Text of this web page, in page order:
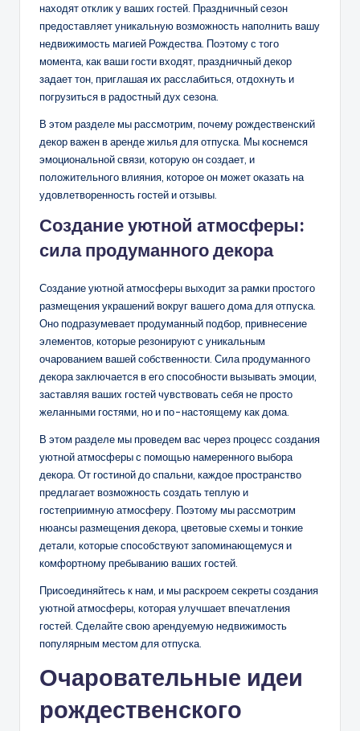
находят отклик у ваших гостей. Праздничный сезон
предоставляет уникальную возможность наполнить вашу
недвижимость магией Рождества. Поэтому с того
момента, как ваши гости входят, праздничный декор
задает тон, приглашая их расслабиться, отдохнуть и
погрузиться в радостный дух сезона.
В этом разделе мы рассмотрим, почему рождественский
декор важен в аренде жилья для отпуска. Мы коснемся
эмоциональной связи, которую он создает, и
положительного влияния, которое он может оказать на
удовлетворенность гостей и отзывы.
Создание уютной атмосферы:
сила продуманного декора
Создание уютной атмосферы выходит за рамки простого
размещения украшений вокруг вашего дома для отпуска.
Оно подразумевает продуманный подбор, привнесение
элементов, которые резонируют с уникальным
очарованием вашей собственности. Сила продуманного
декора заключается в его способности вызывать эмоции,
заставляя ваших гостей чувствовать себя не просто
желанными гостями, но и по-настоящему как дома.
В этом разделе мы проведем вас через процесс создания
уютной атмосферы с помощью намеренного выбора
декора. От гостиной до спальни, каждое пространство
предлагает возможность создать теплую и
гостеприимную атмосферу. Поэтому мы рассмотрим
нюансы размещения декора, цветовые схемы и тонкие
детали, которые способствуют запоминающемуся и
комфортному пребыванию ваших гостей.
Присоединяйтесь к нам, и мы раскроем секреты создания
уютной атмосферы, которая улучшает впечатления
гостей. Сделайте свою арендуемую недвижимость
популярным местом для отпуска.
Очаровательные идеи
рождественского